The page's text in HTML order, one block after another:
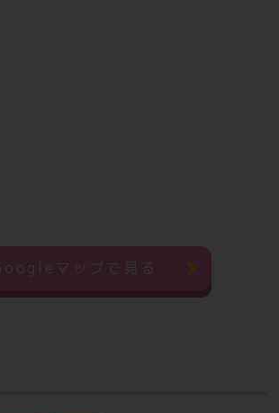
キャンペーン実施中！☆
マップで見る